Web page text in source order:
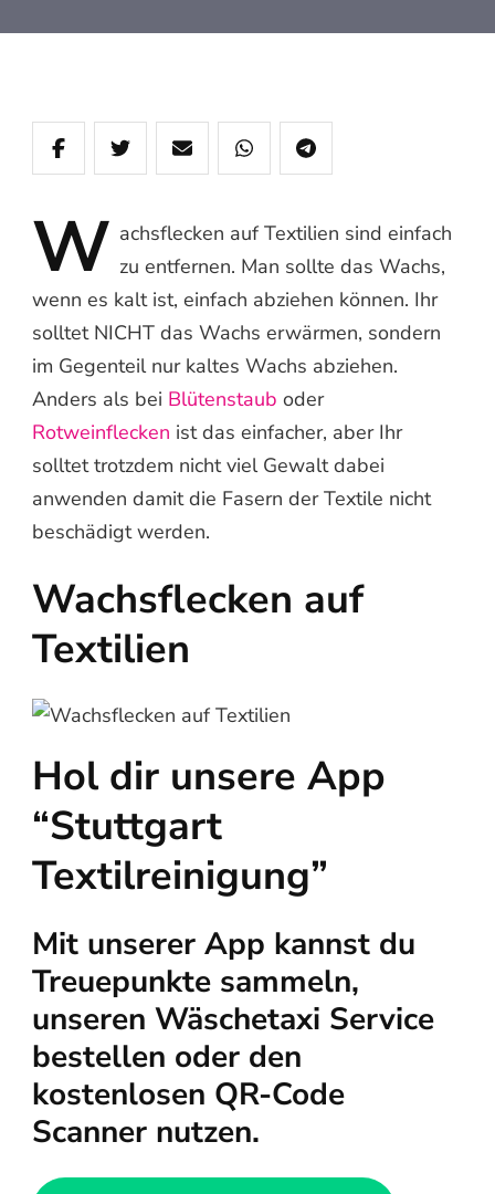
W achsflecken auf Textilien sind einfach
zu entfernen. Man sollte das Wachs,
wenn es kalt ist, einfach abziehen können. Ihr
solltet NICHT das Wachs erwärmen, sondern
im Gegenteil nur kaltes Wachs abziehen.
Anders als bei Blütenstaub oder
Rotweinflecken ist das einfacher, aber Ihr
solltet trotzdem nicht viel Gewalt dabei
anwenden damit die Fasern der Textile nicht
beschädigt werden.
Wachsflecken auf
Textilien
Hol dir unsere App
“Stuttgart
Textilreinigung”
Mit unserer App kannst du
Treuepunkte sammeln,
unseren Wäschetaxi Service
bestellen oder den
kostenlosen QR-Code
Scanner nutzen.